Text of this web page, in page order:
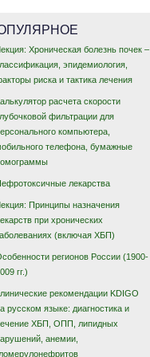
Хроническая болезнь почек –
эпидемиология,
риска и тактика лечения
расчета скорости
фильтрации для
компьютера,
телефона, бумажные
лекарства
Принципы назначения
при хронических
(включая ХБП)
регионов России (1900-
гг.)
рекомендации KDIGO
русском языке: диагностика и
ХБП, ОПП, липидных
анемии,